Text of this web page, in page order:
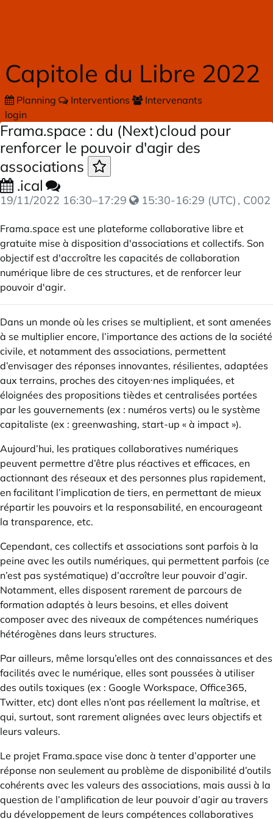
Capitole du Libre 2022
Planning Interventions
Intervenants
login
Frama.space : du (Next)cloud pour
renforcer le pouvoir d'agir des
associations
.ical
19/11/2022 16:30–17:29 15:30-16:29 (UTC) , C002
Frama.space est une plateforme collaborative libre et
gratuite mise à disposition d'associations et collectifs. Son
objectif est d'accroître les capacités de collaboration
numérique libre de ces structures, et de renforcer leur
pouvoir d'agir.
Dans un monde où les crises se multiplient, et sont amenées
à se multiplier encore, l’importance des actions de la société
civile, et notamment des associations, permettent
d’envisager des réponses innovantes, résilientes, adaptées
aux terrains, proches des citoyen⋅nes impliquées, et
éloignées des propositions tièdes et centralisées portées
par les gouvernements (ex : numéros verts) ou le système
capitaliste (ex : greenwashing, start-up « à impact »).
Aujourd’hui, les pratiques collaboratives numériques
peuvent permettre d’être plus réactives et efficaces, en
actionnant des réseaux et des personnes plus rapidement,
en facilitant l’implication de tiers, en permettant de mieux
répartir les pouvoirs et la responsabilité, en encourageant
la transparence, etc.
Cependant, ces collectifs et associations sont parfois à la
peine avec les outils numériques, qui permettent parfois (ce
n’est pas systématique) d’accroître leur pouvoir d’agir.
Notamment, elles disposent rarement de parcours de
formation adaptés à leurs besoins, et elles doivent
composer avec des niveaux de compétences numériques
hétérogènes dans leurs structures.
Par ailleurs, même lorsqu’elles ont des connaissances et des
facilités avec le numérique, elles sont poussées à utiliser
des outils toxiques (ex : Google Workspace, Office365,
Twitter, etc) dont elles n’ont pas réellement la maîtrise, et
qui, surtout, sont rarement alignées avec leurs objectifs et
leurs valeurs.
Le projet Frama.space vise donc à tenter d’apporter une
réponse non seulement au problème de disponibilité d’outils
cohérents avec les valeurs des associations, mais aussi à la
question de l’amplification de leur pouvoir d’agir au travers
du développement de leurs compétences collaboratives